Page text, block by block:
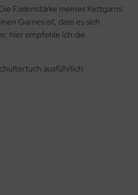
Fadenstärke meines Kettgarns
Garnes ist, dass es sich
hier empfehle ich die
ausführlich